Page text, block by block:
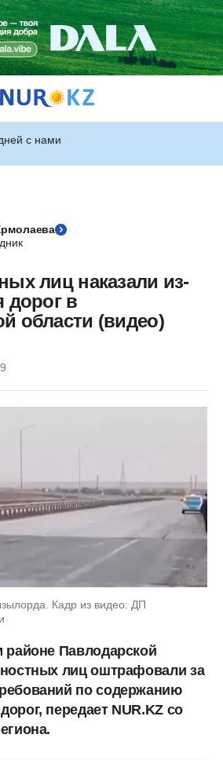
с нами
лиц наказали из-
дорог в
области (видео)
Кадр из видео: ДП
районе Павлодарской
лиц оштрафовали за
по содержанию
передает NUR.KZ со